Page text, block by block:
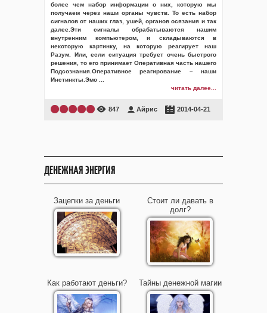
более чем набор информации о них, которую мы
получаем через наши органы чувств. То есть набор
сигналов от наших глаз, ушей, органов осязания и так
далее.Эти сигналы обрабатываются нашим
внутренним компьютером, и складываются в
некоторую картинку, на которую реагирует наш
Разум. Или, если ситуация требует очень быстрого
решения, то его принимает Оперативная часть нашего
Подсознания.Оперативное реагирование – наши
Инстинкты.Эмо
читать далее...
847 Айрис 2014-04-21
ДЕНЕЖНАЯ ЭНЕРГИЯ
Зацепки за деньги
Стоит ли давать в
долг?
Как работают деньги? Тайны денежной магии